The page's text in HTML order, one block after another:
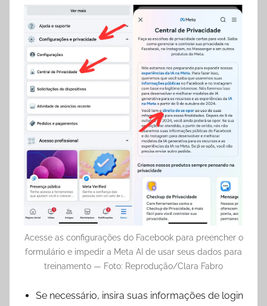
Acesse as configurações do Facebook para preencher o
formulário e impedir a Meta AI de usar seus dados para
treinamento — Foto: Reprodução/Clara Fabro
Se necessário, insira suas informações de login